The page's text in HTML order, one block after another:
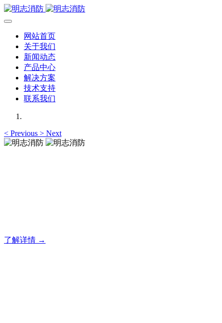
网站首页
关于我们
新闻动态
产品中心
解决方案
技术支持
联系我们
< Previous > Next
了解详情 →